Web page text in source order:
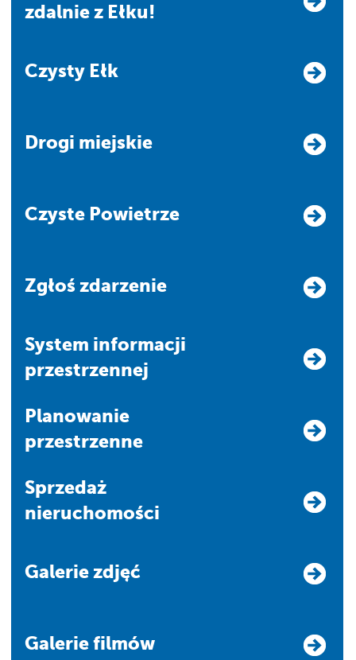
zdalnie z Ełku!
Czysty Ełk
Drogi miejskie
Czyste Powietrze
Zgłoś zdarzenie
system informacji
przestrzennej
Planowanie
przestrzenne
Sprzedaż
nieruchomości
Galerie zdjęć
Galerie filmów